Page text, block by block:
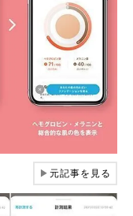
▶元記事を見る